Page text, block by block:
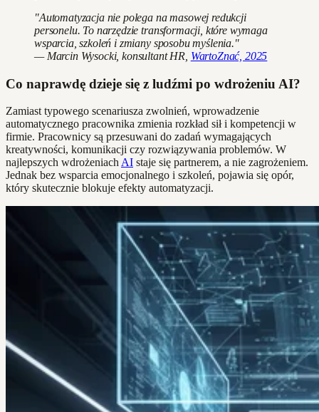
"Automatyzacja nie polega na masowej redukcji
personelu. To narzędzie transformacji, które wymaga
wsparcia, szkoleń i zmiany sposobu myślenia."
— Marcin Wysocki, konsultant HR, WartoZnać, 2025
Co naprawdę dzieje się z ludźmi po wdrożeniu AI?
Zamiast typowego scenariusza zwolnień, wprowadzenie
automatycznego pracownika zmienia rozkład sił i kompetencji w
firmie. Pracownicy są przesuwani do zadań wymagających
kreatywności, komunikacji czy rozwiązywania problemów. W
najlepszych wdrożeniach AI staje się partnerem, a nie zagrożeniem.
Jednak bez wsparcia emocjonalnego i szkoleń, pojawia się opór,
który skutecznie blokuje efekty automatyzacji.